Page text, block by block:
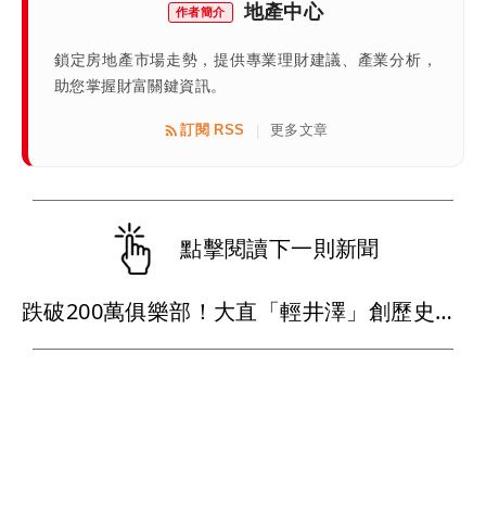
作者簡介 地產中心
鎖定房地產市場走勢，提供專業理財建議、產業分析，
助您掌握財富關鍵資訊。
訂閱 RSS | 更多文章
點擊閱讀下一則新聞
跌破200萬俱樂部！大直「輕井澤」創歷史新低價 「台北之星」讓利求售